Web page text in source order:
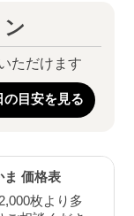
チバタークッキー
珍味焼きかま
ただけます
の目安を見る
ま 価格表
枚より多